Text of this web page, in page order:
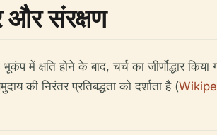
और संरक्षण
में क्षति होने के बाद, चर्च का जीर्णोद्धार
की निरंतर प्रतिबद्धता को दर्शाता है (